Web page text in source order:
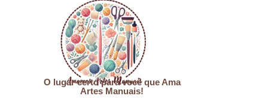
O lugar certo para você que Ama
Artes Manuais!